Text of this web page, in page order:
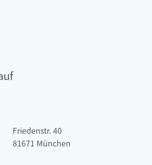
Friedenstr. 40
81671 München